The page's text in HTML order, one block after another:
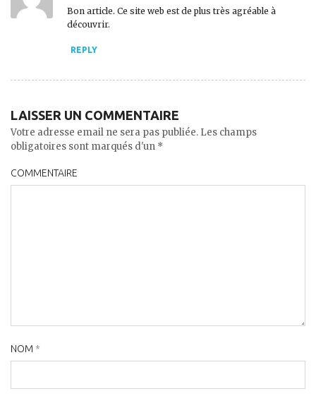
Bon article. Ce site web est de plus très agréable à
découvrir.
REPLY
LAISSER UN COMMENTAIRE
Votre adresse email ne sera pas publiée. Les champs
obligatoires sont marqués d'un *
COMMENTAIRE
NOM *